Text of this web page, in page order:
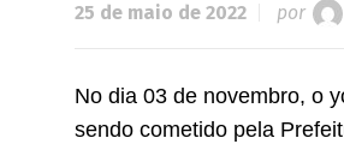
25 de maio de 2022 por
No dia 03 de novembro, o
sendo cometido pela